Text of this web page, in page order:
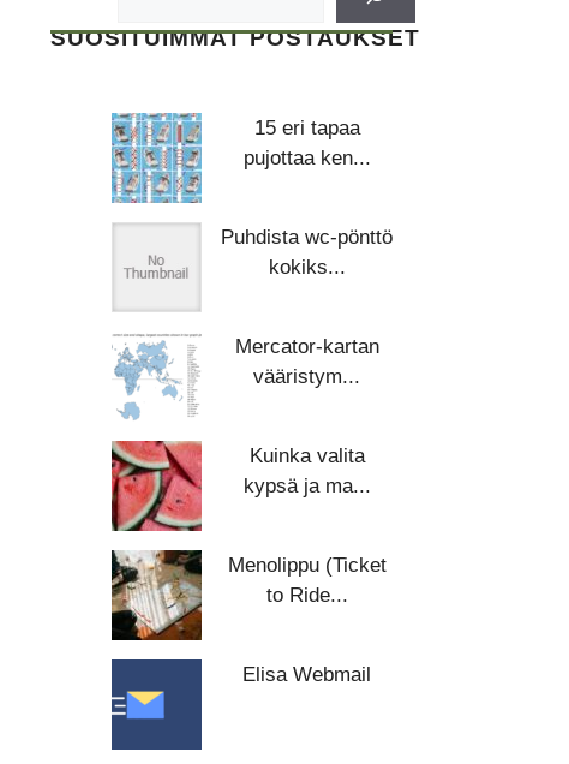
SUOSITUIMMAT POSTAUKSET
15 eri tapaa
pujottaa ken...
Puhdista wc-pönttö
kokiks...
Mercator-kartan
vääristym...
Kuinka valita
kypsä ja ma...
Menolippu (Ticket
to Ride...
Elisa Webmail